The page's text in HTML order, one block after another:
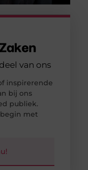
van ons
inspirerende
bij ons
publiek.
met